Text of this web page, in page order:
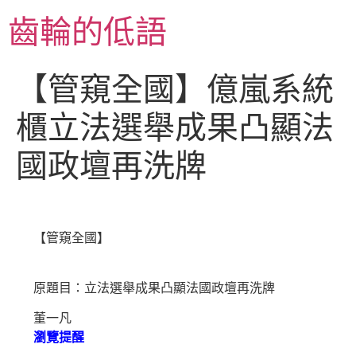
至
主齒輪的低語
【管窺全國】億嵐系統
櫃立法選舉成果凸顯法
國政壇再洗牌
【管窺全國】
原題目：立法選舉成果凸顯法國政壇再洗牌
董一凡
瀏覽提醒